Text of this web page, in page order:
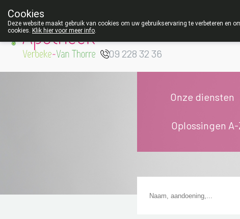
Apotheek Verbeke
09 228 32 36
Onze diensten
Oplossingen A-
Cookies
Deze website maakt gebruik van cookies om uw gebruikservaring te verbeteren en
cookies. Klik hier voor meer info.